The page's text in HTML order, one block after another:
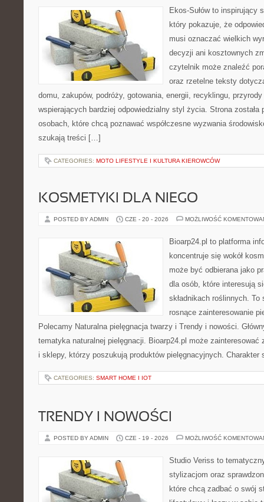
Ekos-Sułów to inspirujący
który pokazuje, że
musi oznaczać wielkich
decyzji ani kosztownych
czytelnik może znaleźć
oraz rzetelne teksty
domu, zakupów, podróży, gotowania, energii, recyklingu,
wspierających bardziej odpowiedzialny styl życia. Strona została
osobach, które chcą poznawać współczesne wyzwania
szukają treści […]
CATEGORIES: MOTO LIFESTYLE I KULTURA KIEROWCÓW
KOSMETYKI DLA NIEGO
POSTED BY ADMIN CZE - 20 - 2026 MOŻLIWOŚĆ
Bioarp24.pl to platforma
koncentruje się wokół
może być odbierana jako
dla osób, które interesują
składnikach roślinnych.
rosnące zainteresowanie
Polecamy Naturalna pielęgnacja twarzy i Trendy i nowości.
tematyka naturalnej pielęgnacji. Bioarp24.pl może zainteresować
i sklepy, którzy poszukują produktów pielęgnacyjnych.
CATEGORIES: SMART HOME I IOT
TRENDY I NOWOŚCI
POSTED BY ADMIN CZE - 19 - 2026 MOŻLIWOŚĆ
Studio Veriss to
stylizacjom oraz
które chcą zadbać o swój